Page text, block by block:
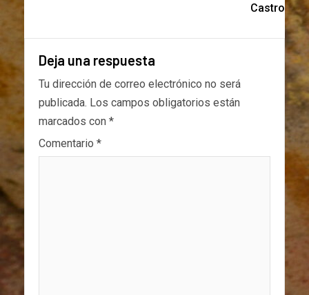
Castro
Deja una respuesta
Tu dirección de correo electrónico no será
publicada. Los campos obligatorios están
marcados con *
Comentario *